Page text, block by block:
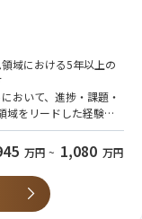
携
課題解決・合意形成の
定着支援など、システ
議体の企画・運営
施策およびデータ活用
験できる
が身につく
域における5年以上の
おいて、進捗・課題・
域をリードした経験
人事関連システムに関
た経験
クトの経験
断プロジェクトの経験
万円 ~ 1,080 万円